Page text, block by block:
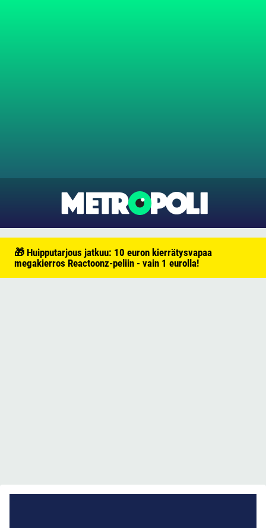
🎁 Huipputarjous jatkuu: 10 euron kierrätysvapaa
megakierros Reactoonz-peliin - vain 1 eurolla!